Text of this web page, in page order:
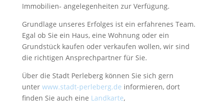
Immobilien- angelegenheiten zur Verfügung.
Grundlage unseres Erfolges ist ein erfahrenes Team.
Egal ob Sie ein Haus, eine Wohnung oder ein
Grundstück kaufen oder verkaufen wollen, wir sind
die richtigen Ansprechpartner für Sie.
Über die Stadt Perleberg können Sie sich gern
unter www.stadt-perleberg.de informieren, dort
finden Sie auch eine Landkarte,